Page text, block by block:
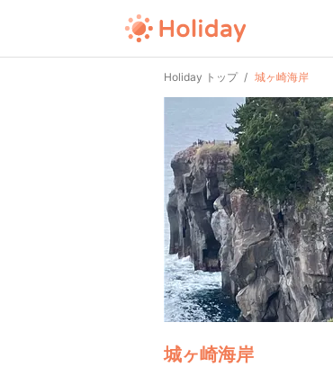
Holiday トップ 城ヶ崎海岸
城ヶ崎海岸